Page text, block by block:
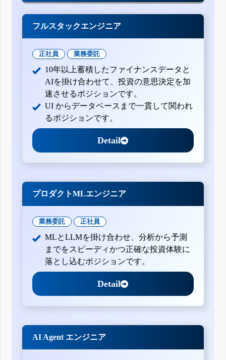
フルスタックエンジニア
正社員 業務委託
10年以上蓄積したファイナンスデータと
AIを掛け合わせて、投資の意思決定を加
速させるポジションです。
UI からデータベースまで一貫して関われ
るポジションです。
Detail
プロダクトMLエンジニア
業務委託 正社員
MLとLLMを掛け合わせ、分析から予測
までをスピーディかつ正確な投資体験に
落とし込むポジションです。
Detail
AI Agent エンジニア